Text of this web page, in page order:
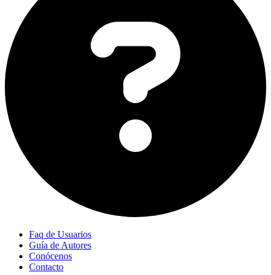
Faq de Usuarios
Guía de Autores
Conócenos
Contacto